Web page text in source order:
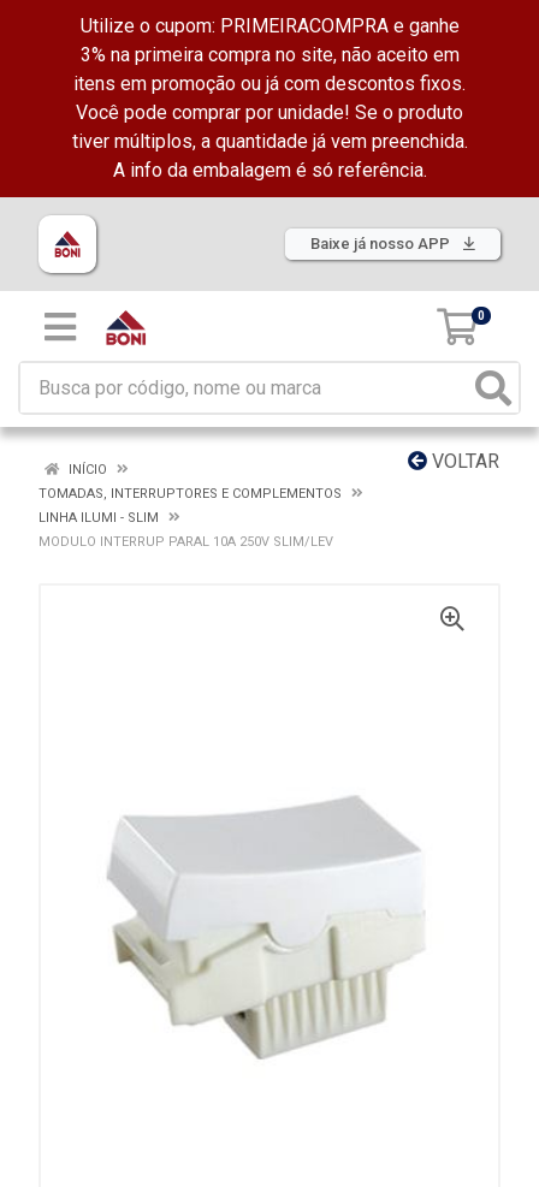
Utilize o cupom: PRIMEIRACOMPRA e ganhe
3% na primeira compra no site, não aceito em
itens em promoção ou já com descontos fixos.
Você pode comprar por unidade! Se o produto
tiver múltiplos, a quantidade já vem preenchida.
A info da embalagem é só referência.
Baixe já nosso APP
0
VOLTAR
INÍCIO
TOMADAS, INTERRUPTORES E COMPLEMENTOS
LINHA ILUMI - SLIM
MODULO INTERRUP PARAL 10A 250V SLIM/LEV